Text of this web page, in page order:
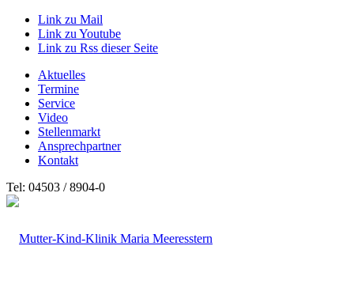
Link zu Mail
Link zu Youtube
Link zu Rss dieser Seite
Aktuelles
Termine
Service
Video
Stellenmarkt
Ansprechpartner
Kontakt
Tel: 04503 / 8904-0